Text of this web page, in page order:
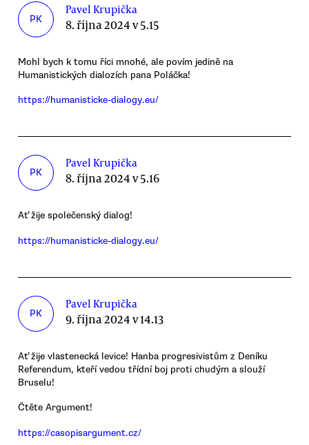
PK
Pavel Krupička
8. října 2024 v 5.15
Mohl bych k tomu říci mnohé, ale povím jedině na
Humanistických dialozích pana Poláčka!
https://humanisticke-dialogy.eu/
PK
Pavel Krupička
8. října 2024 v 5.16
Ať žije společenský dialog!
https://humanisticke-dialogy.eu/
PK
Pavel Krupička
9. října 2024 v 14.13
Ať žije vlastenecká levice! Hanba progresivistům z Deníku
Referendum, kteří vedou třídní boj proti chudým a slouží
Bruselu!
Čtěte Argument!
https://casopisargument.cz/